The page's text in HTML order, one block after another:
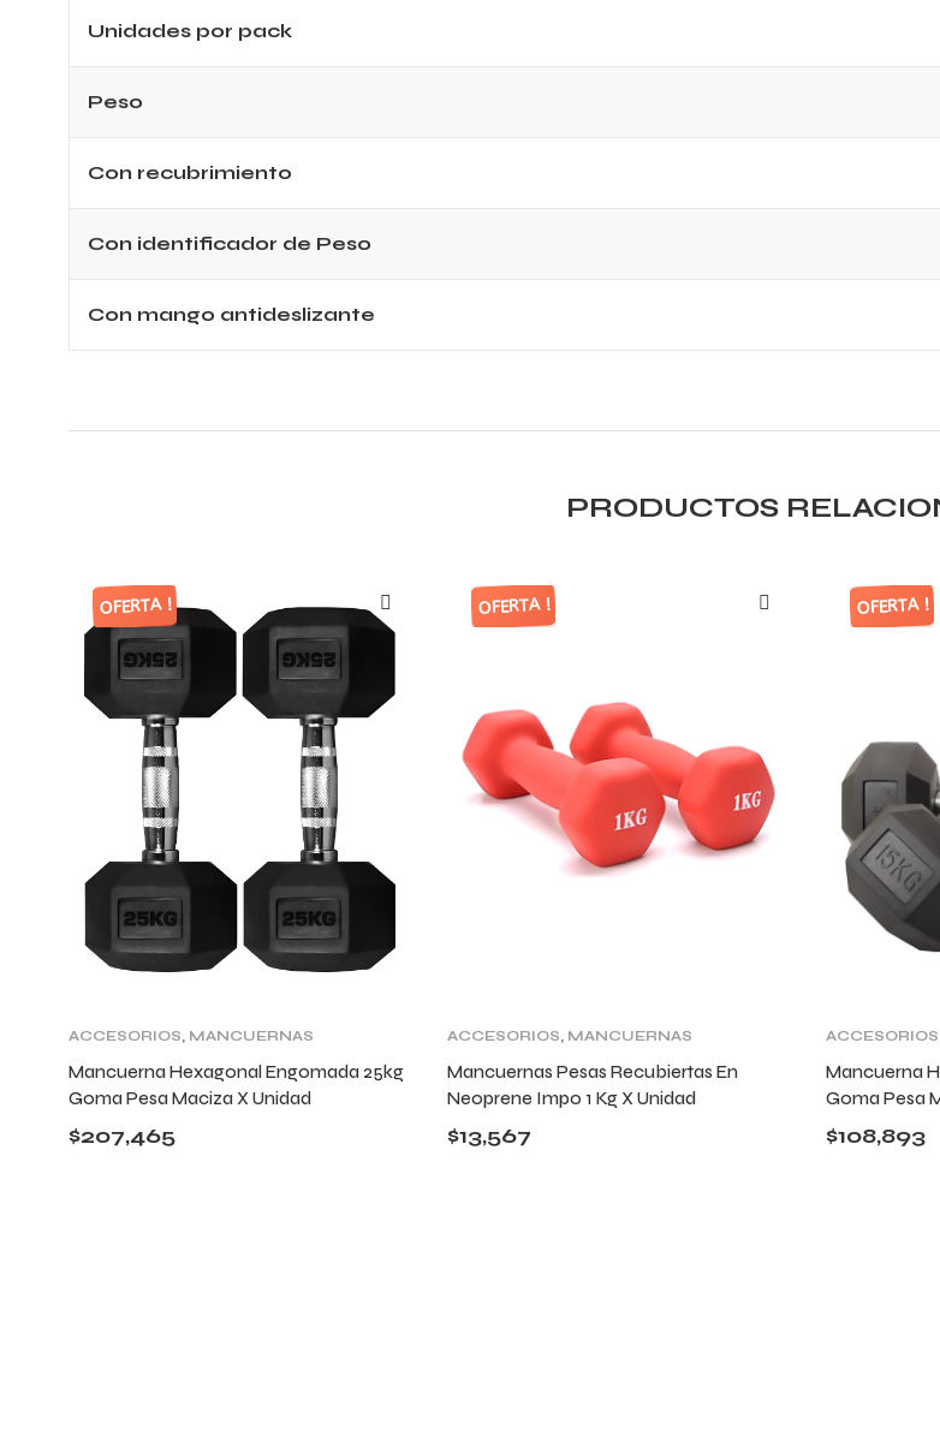
Unidades por pack
Peso
Con recubrimiento
Con identificador de Peso
Con mango antideslizante
PRODUCTOS
OFERTA !
ACCESORIOS, MANCUERNAS
Mancuerna Hexagonal Engomada 25kg
Goma Pesa Maciza X Unidad
$207,465
OFERTA !
ACCESORIOS, MANCUERNAS
Mancuernas Pesas Recubiertas En
Neoprene Impo 1 Kg X Unidad
$13,567
OFERTA !
ACCESORIOS
Mancuerna
Goma Pesa
$108,893